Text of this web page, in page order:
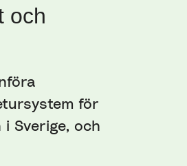
och
för
Sverige, och